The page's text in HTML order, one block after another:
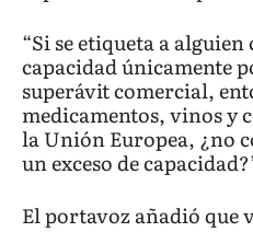
“Si se etiqueta a alguien
capacidad únicamente
superávit comercial,
medicamentos, vinos y
la Unión Europea, ¿no
un exceso de
El portavoz añadió que